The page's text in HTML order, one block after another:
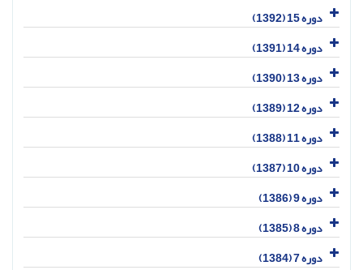
دوره 15 (1392)
دوره 14 (1391)
دوره 13 (1390)
دوره 12 (1389)
دوره 11 (1388)
دوره 10 (1387)
دوره 9 (1386)
دوره 8 (1385)
دوره 7 (1384)